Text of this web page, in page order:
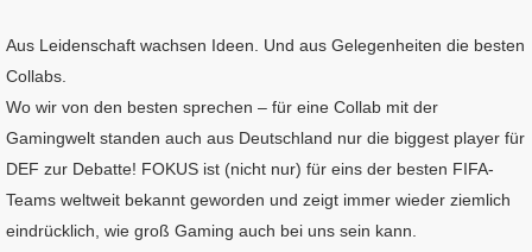
Aus Leidenschaft wachsen Ideen. Und aus Gelegenheiten die besten
Collabs.
Wo wir von den besten sprechen – für eine Collab mit der
Gamingwelt standen auch aus Deutschland nur die biggest player für
DEF zur Debatte! FOKUS ist (nicht nur) für eins der besten FIFA-
Teams weltweit bekannt geworden und zeigt immer wieder ziemlich
eindrücklich, wie groß Gaming auch bei uns sein kann.